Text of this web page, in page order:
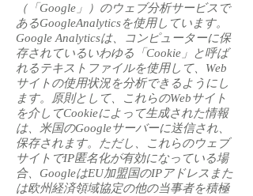
（「Google」）のウェブ分析サービスで
あるGoogleAnalyticsを使用しています。
Google Analyticsは、コンピューターに保
存されているいわゆる「Cookie」と呼ば
れるテキストファイルを使用して、Web
サイトの使用状況を分析できるようにし
ます。原則として、これらのWebサイト
を介してCookieによって生成された情報
は、米国のGoogleサーバーに送信され、
保存されます。ただし、これらのウェブ
サイトでIP匿名化が有効になっている場
合、GoogleはEU加盟国のIPアドレスまた
は欧州経済領域協定の他の当事者を積極